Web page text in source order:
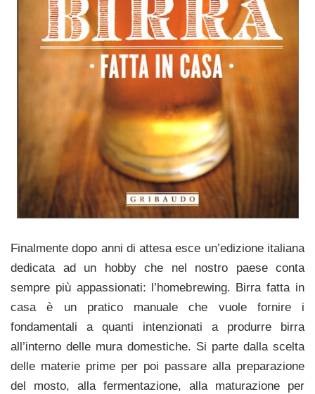
Finalmente dopo anni di attesa esce un’edizione italiana
dedicata ad un hobby che nel nostro paese conta
sempre più appassionati: l’homebrewing. Birra fatta in
casaè un pratico manuale che vuole fornire i
fondamentali a quanti intenzionati a produrre birra
all’interno delle mura domestiche. Si parte dalla scelta
delle materie prime per poi passare alla preparazione
del mosto, alla fermentazione, alla maturazione per